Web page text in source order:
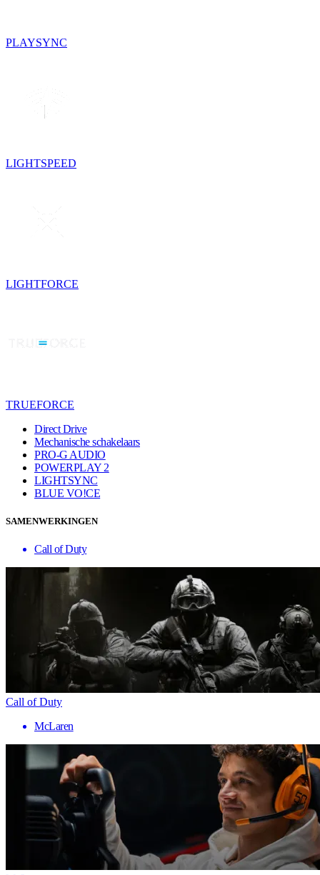
PLAYSYNC
LIGHTSPEED
LIGHTFORCE
TRUEFORCE
Direct Drive
Mechanische schakelaars
PRO-G AUDIO
POWERPLAY 2
LIGHTSYNC
BLUE VO!CE
SAMENWERKINGEN
Call of Duty
Call of Duty
McLaren